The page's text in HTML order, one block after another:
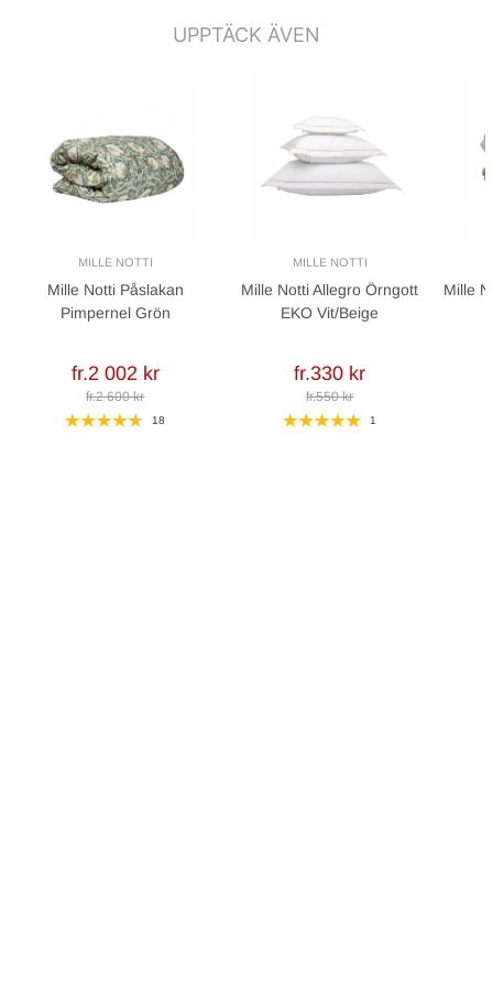
UPPTÄCK ÄVEN
MILLE NOTTI
Mille Notti Påslakan
Pimpernel Grön
fr.2 002 kr
fr.2 600 kr
18
MILLE NOTTI
Mille Notti Allegro Örngott
EKO Vit/Beige
fr.330 kr
fr.550 kr
1
Mille